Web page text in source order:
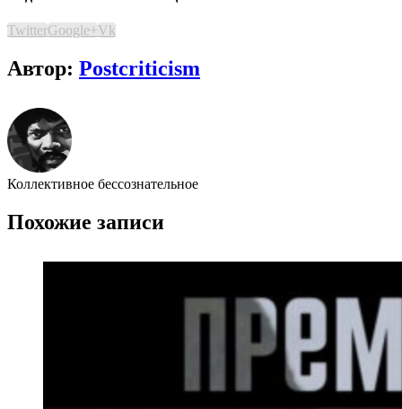
TwitterGoogle+Vk
Автор: Postcriticism
Коллективное бессознательное
Похожие записи